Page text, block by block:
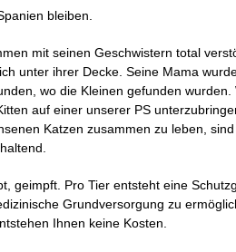
bleiben.
mit seinen Geschwistern total
unter ihrer Decke. Seine Mama
wo die Kleinen gefunden wurden.
auf einer unserer PS
Katzen zusammen zu leben,
geimpft. Pro Tier entsteht eine
Grundversorgung zu
Ihnen keine Kosten.